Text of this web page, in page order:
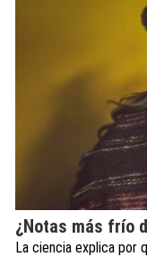
¿Notas más frío
La ciencia explica por